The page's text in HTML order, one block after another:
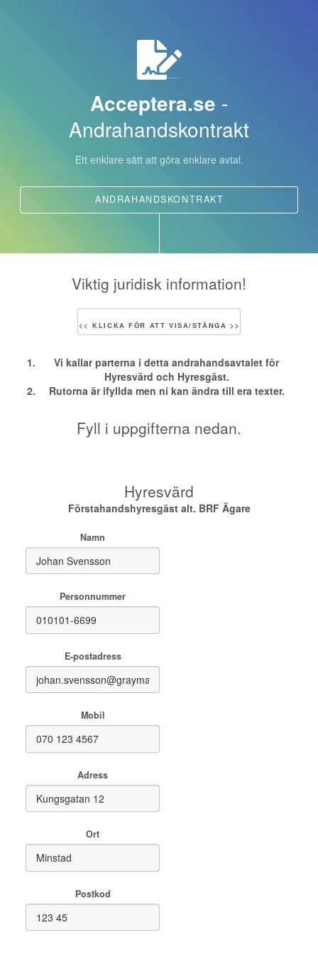
Acceptera.se -
Andrahandskontrakt
Ett enklare sätt att göra enklare avtal.
ANDRAHANDSKONTRAKT
Viktig juridisk information!
<< KLICKA FÖR ATT VISA/STÄNGA >>
Vi kallar parterna i detta andrahandsavtalet för
Hyresvärd och Hyresgäst.
Rutorna är ifyllda men ni kan ändra till era texter.
Fyll i uppgifterna nedan.
Hyresvärd
Förstahandshyresgäst alt. BRF Ägare
Namn
Personnummer
E-postadress
Mobil
Adress
Ort
Postkod